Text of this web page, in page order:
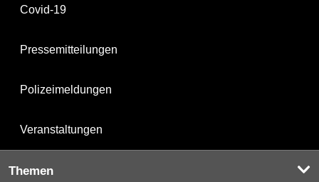
Covid-19
Pressemitteilungen
Polizeimeldungen
Veranstaltungen
Themen